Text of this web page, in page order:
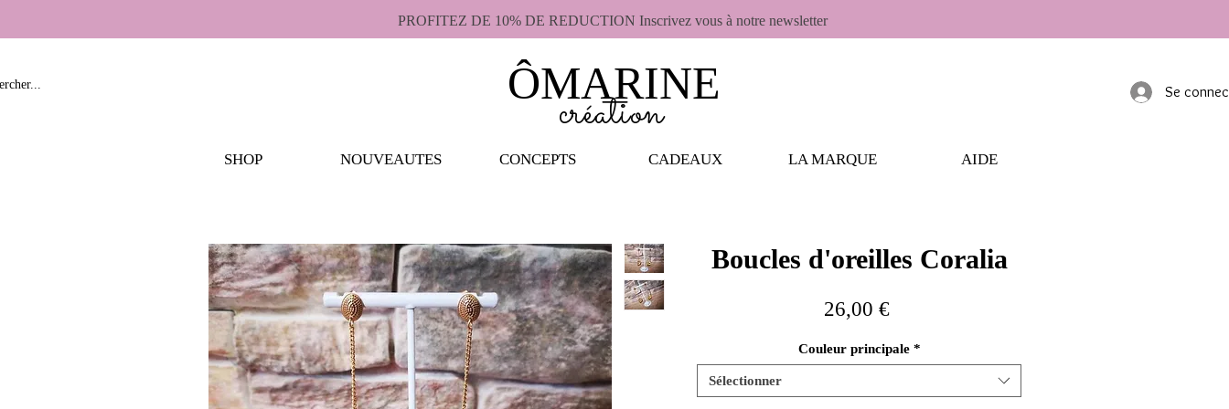
PROFITEZ DE 10% DE REDUCTION Inscrivez vous à notre newsletter
ÔMARINE
création Se
SHOP NOUVEAUTES CONCEPTS CADEAUX LA MARQUE AIDE
Boucles d'oreilles Coralia
26,00 €Prix
Couleur principale *
Sélectionner